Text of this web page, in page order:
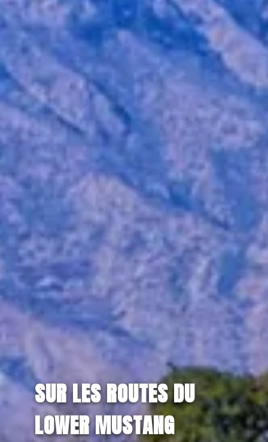
SUR LES ROUTES DU
LOWER MUSTANG